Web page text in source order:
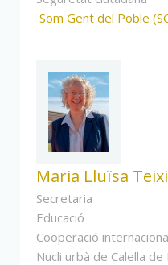
Som Gent del Poble
Maria Lluïsa
Secretaria
Educació
Cooperació
Nucli urbà de Calella de